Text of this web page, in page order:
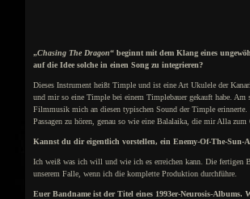
„Chasing The Dragon“ beginnt mit dem Klang eines
auf die Idee solche in einen Song zu integrieren?
Dieses Instrument heißt Timple und ist eine Art Ukulele der
und mir so eine Timple bei einem Timplebauer gekauft habe. Am
Filmmusik mich an diesen typischen Sound der Timple erinnerte.
Passagen zu hören, genau so wie eine Balalaika, die mir Alla zum
Kannst du dir eigentlich vorstellen, ein Enemy-Of-The-Sun-
Ich weiß was ich will und wie ich es erreichen kann. Die fertigen
unserem Falle, wenn ich die komplette Produktion durchführe.
Euer Bandname ist der Titel eines 1993er-Neurosis-Albums.